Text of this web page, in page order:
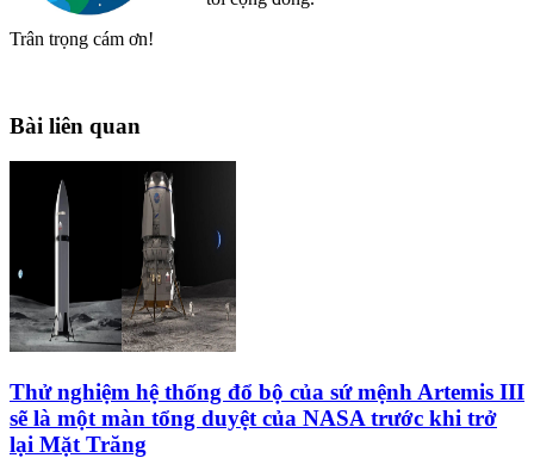
Trân trọng cám ơn!
Bài liên quan
Thử nghiệm hệ thống đổ bộ của sứ mệnh Artemis III
sẽ là một màn tổng duyệt của NASA trước khi trở
lại Mặt Trăng